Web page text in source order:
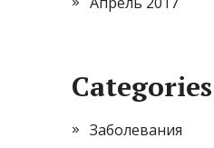
Categories
Заболевания